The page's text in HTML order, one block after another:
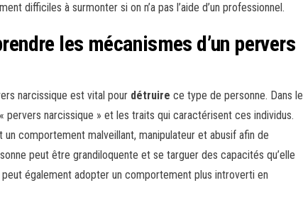
difficiles à surmonter si on n’a pas l’aide d’un professionnel.
les mécanismes d’un pervers
narcissique est vital pour détruire ce type de personne. Dans le
narcissique » et les traits qui caractérisent ces individus.
comportement malveillant, manipulateur et abusif afin de
peut être grandiloquente et se targuer des capacités qu’elle
également adopter un comportement plus introverti en